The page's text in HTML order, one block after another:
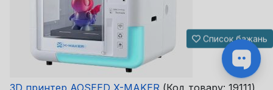
3D принтер AOSEED X-MAKER (Код товару: 19111)
Список бажань